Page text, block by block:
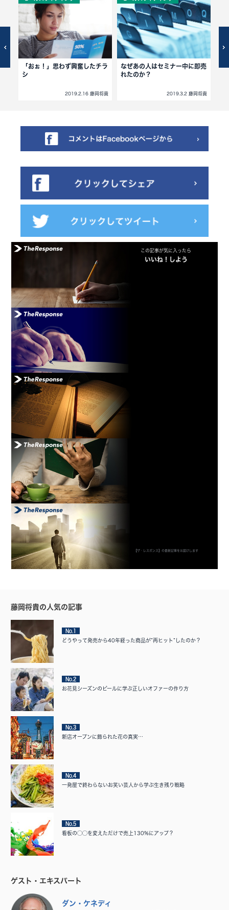
「おぉ！」思わず興奮したチラ
シ
2019.2.16 藤岡将貴
なぜあの人はセミナー中に即売
れたのか？
2019.3.2 藤岡将貴
この記事が気に入ったら
いいね！しよう
【ザ・レスポンス】の最新記事をお届けします
藤岡将貴の人気の記事
No.1
どうやって発売から40年経った商品が”再ヒット”したのか？
No.2
お花見シーズンのビールに学ぶ正しいオファーの作り方
No.3
新店オープンに飾られた花の真実…
No.4
一発屋で終わらないお笑い芸人から学ぶ生き残り戦略
No.5
看板の◯◯を変えただけで売上130%にアップ？
ゲスト・エキスパート
ダン・ケネディ